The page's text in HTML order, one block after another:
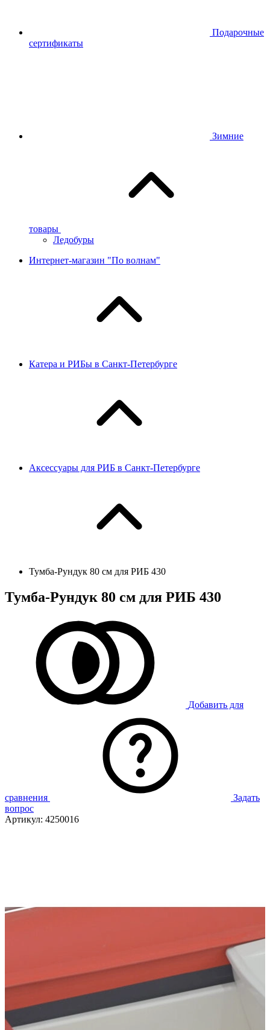
Подарочные
сертификаты
Зимние
товары
Ледобуры
Интернет-магазин "По волнам"
Катера и РИБы в Санкт-Петербурге
Аксессуары для РИБ в Санкт-Петербурге
Тумба-Рундук 80 см для РИБ 430
Тумба-Рундук 80 см для РИБ 430
Добавить для
сравнения
Задать
вопрос
Артикул: 4250016